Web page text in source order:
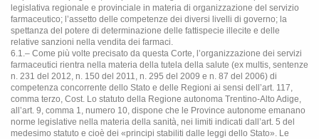
legislativa regionale e provinciale in materia di organizzazione del servizio
farmaceutico; l’assetto delle competenze dei diversi livelli di governo; la
spettanza del potere di determinazione delle fattispecie illecite e delle
relative sanzioni nella vendita dei farmaci.
6.1.– Come più volte precisato da questa Corte, l’organizzazione dei servizi
farmaceutici rientra nella materia della tutela della salute (ex multis, sentenze
n. 231 del 2012, n. 150 del 2011, n. 295 del 2009 e n. 87 del 2006) di
competenza concorrente dello Stato e delle Regioni ai sensi dell’art. 117,
comma terzo, Cost. Lo statuto della Regione autonoma Trentino-Alto Adige,
all’art. 9, comma 1, numero 10, dispone che le Province autonome emanano
norme legislative nella materia della sanità, nei limiti indicati dall’art. 5 del
medesimo statuto e cioè dei «principi stabiliti dalle leggi dello Stato». Le